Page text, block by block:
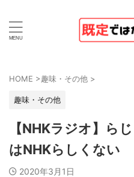
HOME >趣味・その他 >
趣味・その他
【NHKラジオ】ら
はNHKらしくない
2020年3月1日